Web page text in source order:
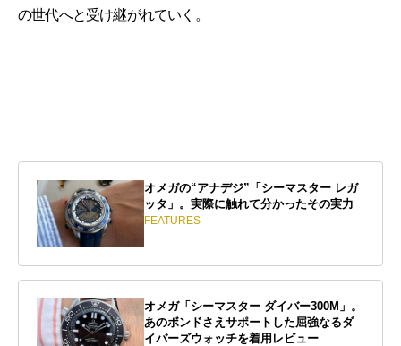
の世代へと受け継がれていく。
オメガの“アナデジ”「シーマスター レガ
ッタ」。実際に触れて分かったその実力
FEATURES
オメガ「シーマスター ダイバー300M」。
あのボンドさえサポートした屈強なるダ
イバーズウォッチを着用レビュー